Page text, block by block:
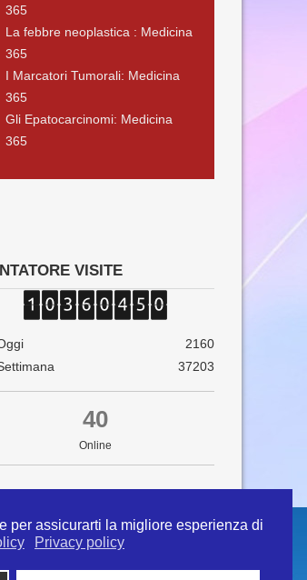
per assicurarti la migliore esperienza di
Privacy policy
365
La febbre neoplastica : Medicina
365
I Marcatori Tumorali: Medicina
365
Gli Epatocarcinomi: Medicina
365
VISITE
2160
37203
40
Online